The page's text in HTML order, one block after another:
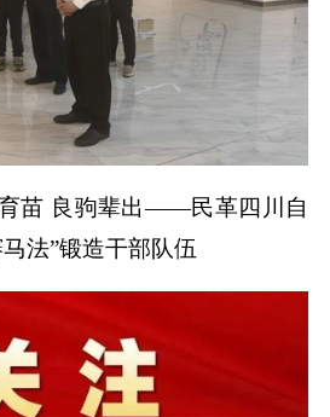
育苗 良驹辈出——民革四川自
法”锻造干部队伍